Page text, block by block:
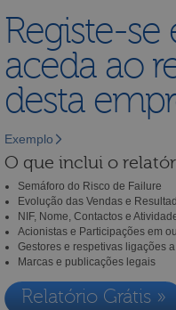
Registe-se
aceda ao
desta
Exemplo
O que inclui o
Semáforo do Risco de Failure
Evolução das Vendas e
NIF, Nome, Contactos e
Acionistas e Participações em
Gestores e respetivas ligações
Marcas e publicações legais
Relatório Grátis »